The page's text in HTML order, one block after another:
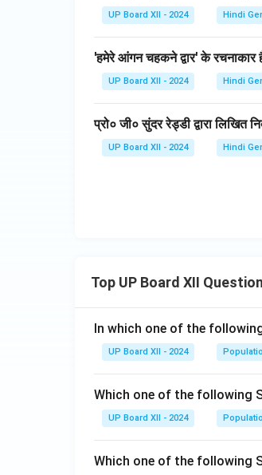
UP Board XII - 2024 Hindi
'हमेरे आंगन चहकने द्वार' के रचनाकार
UP Board XII - 2024 Hindi
प्रो० जी० सुंदर रेड्डी द्वारा लिखित
UP Board XII - 2024 Hindi
Top UP Board XII
In which one of the
UP Board XII - 2024
Which one of the following
UP Board XII - 2024
Which one of the following